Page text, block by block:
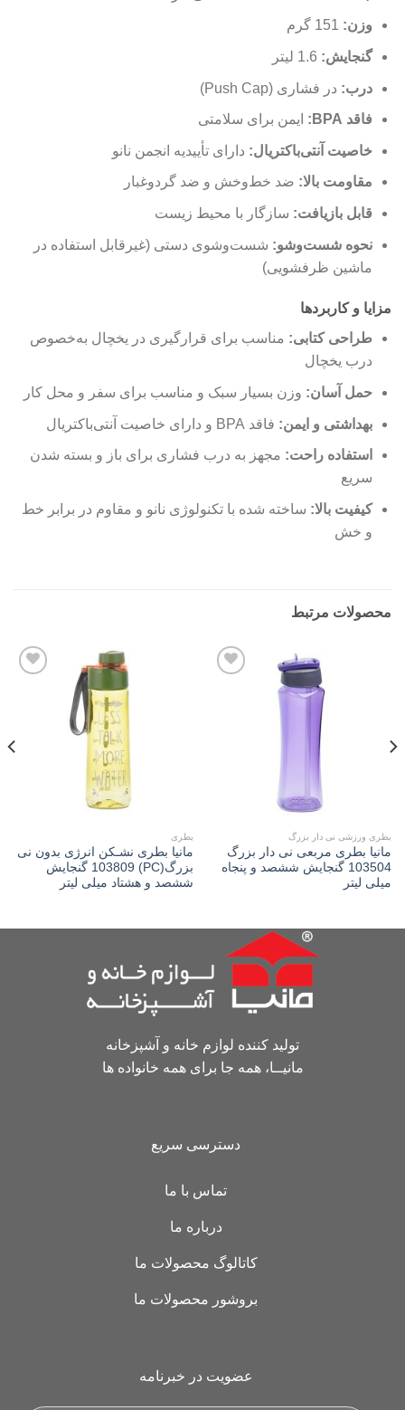
وزن:
گنجایش:
درب: در فشاری (Push Cap)
فاقد BPA: ایمن برای سلامتی
خاصیت آنتی‌باکتریال: دارای تأییدیه انجمن نانو
مقاومت بالا: ضد خط‌وخش و ضد گردوغبار
قابل بازیافت: سازگار با محیط زیست
نحوه شست‌وشو: شست‌وشوی دستی (غیرقابل استفاده در
ماشین ظرفشویی)
مزایا و کاربردها
طراحی کتابی: مناسب برای قرارگیری در یخچال به‌خصوص
درب یخچال
حمل آسان: وزن بسیار سبک و مناسب برای سفر و محل کار
بهداشتی و ایمن: فاقد BPA و دارای خاصیت آنتی‌باکتریال
استفاده راحت: مجهز به درب فشاری برای باز و بسته شدن
سریع
کیفیت بالا: ساخته شده با تکنولوژی نانو و مقاوم در برابر خط
و خش
محصولات مرتبط
بطری ورزشی نی دار بزرگ
مانیا بطری مربعی نی دار بزرگ
103504 گنجایش ششصد و پنجاه
میلی لیتر
بطری
مانیا بطری نشـکن انرژی بدون نی
بزرگ(PC) 103809 گنجایش
ششصد و هشتاد میلی لیتر
تولید کننده لوازم خانه و آشپزخانه
مانیــا، همه جا برای همه خانواده ها
دسترسی سریع
تماس با ما
درباره ما
کاتالوگ محصولات ما
بروشور محصولات ما
عضویت در خبرنامه